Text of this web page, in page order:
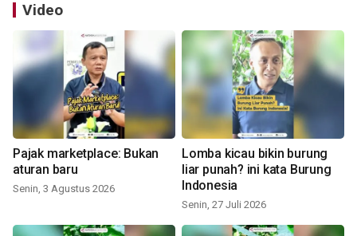
Video
Pajak marketplace: Bukan
aturan baru
Senin, 3 Agustus 2026
Lomba kicau bikin burung
liar punah? ini kata Burung
Indonesia
Senin, 27 Juli 2026